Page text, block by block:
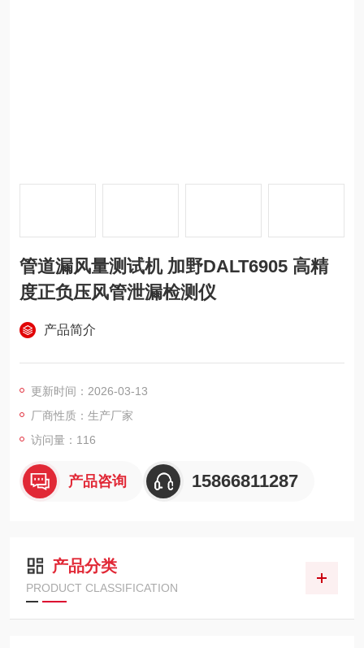
管道漏风量测试机 加野DALT6905 高精
度正负压风管泄漏检测仪
产品简介
更新时间：2026-03-13
厂商性质：生产厂家
访问量：116
产品咨询 15866811287
产品分类
PRODUCT CLASSIFICATION